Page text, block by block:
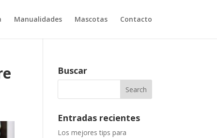
Manualidades Mascotas Contacto
Buscar
Entradas recientes
Los mejores tips para